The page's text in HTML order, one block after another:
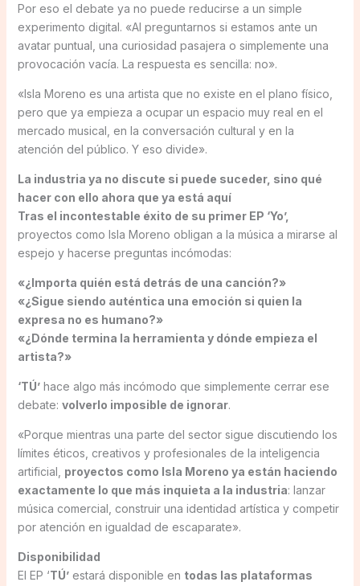
Por eso el debate ya no puede reducirse a un simple
experimento digital. «Al preguntarnos si estamos ante un
avatar puntual, una curiosidad pasajera o simplemente una
provocación vacía. La respuesta es sencilla: no».
«Isla Moreno es una artista que no existe en el plano físico,
pero que ya empieza a ocupar un espacio muy real en el
mercado musical, en la conversación cultural y en la
atención del público. Y eso divide».
La industria ya no discute si puede suceder, sino qué
hacer con ello ahora que ya está aquí
Tras el incontestable éxito de su primer EP ‘Yo’,
proyectos como Isla Moreno obligan a la música a mirarse al
espejo y hacerse preguntas incómodas:
«¿Importa quién está detrás de una canción?»
«¿Sigue siendo auténtica una emoción si quien la
expresa no es humano?»
«¿Dónde termina la herramienta y dónde empieza el
artista?»
‘TÚ’hace algo más incómodo que simplemente cerrar ese
debate: volverlo imposible de ignorar.
«Porque mientras una parte del sector sigue discutiendo los
límites éticos, creativos y profesionales de la inteligencia
artificial, proyectos como Isla Moreno ya están haciendo
exactamente lo que más inquieta a la industria: lanzar
música comercial, construir una identidad artística y competir
por atención en igualdad de escaparate».
Disponibilidad
El EP ‘TÚ’estará disponible en todas las plataformas